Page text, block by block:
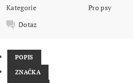
Kategorie
Pro psy
Dotaz
POPIS
ZNAČKA